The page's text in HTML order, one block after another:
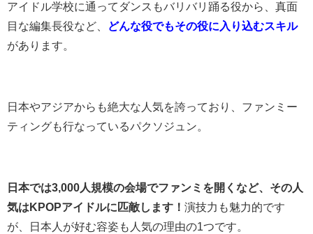
アイドル学校に通ってダンスもバリバリ踊る役から、真面
目な編集長役など、
どんな役でもその役に入り込むスキル
があります。
日本やアジアからも絶大な人気を誇っており、ファンミー
ティングも行なっているパクソジュン。
日本では3,000人規模の会場でファンミを開くなど、その人
気はKPOPアイドルに匹敵します！ 演技力も魅力的です
が、日本人が好む容姿も人気の理由の1つです。